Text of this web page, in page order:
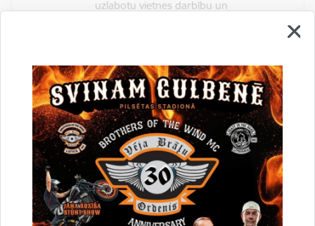
uzlabotu vietnes darbību un
statistisko datu iegūšanai par to, kā
apmeklētājs izmanto vietni.
2 gadi
_gat
Statistikas sīkdatnes (nepieciešamas, lai
uzlabotu vietnes darbību un